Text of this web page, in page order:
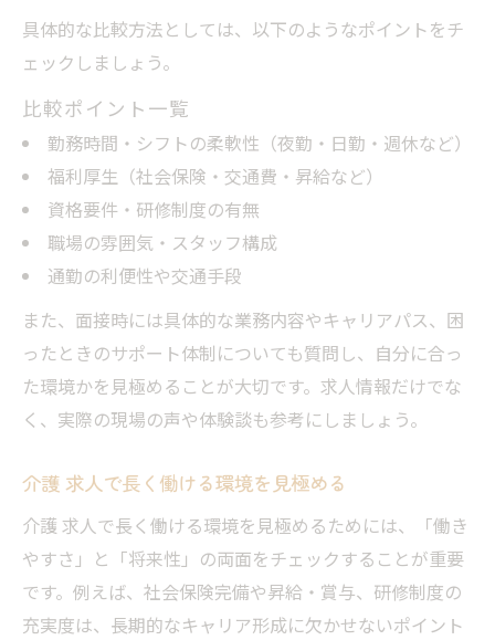
具体的な比較方法としては、以下のようなポイントをチ
ェックしましょう。
比較ポイント一覧
勤務時間・シフトの柔軟性（夜勤・日勤・週休など）
福利厚生（社会保険・交通費・昇給など）
資格要件・研修制度の有無
職場の雰囲気・スタッフ構成
通勤の利便性や交通手段
また、面接時には具体的な業務内容やキャリアパス、困
ったときのサポート体制についても質問し、自分に合っ
た環境かを見極めることが大切です。求人情報だけでな
く、実際の現場の声や体験談も参考にしましょう。
介護 求人で長く働ける環境を見極める
介護 求人で長く働ける環境を見極めるためには、「働き
やすさ」と「将来性」の両面をチェックすることが重要
です。例えば、社会保険完備や昇給・賞与、研修制度の
充実度は、長期的なキャリア形成に欠かせないポイント